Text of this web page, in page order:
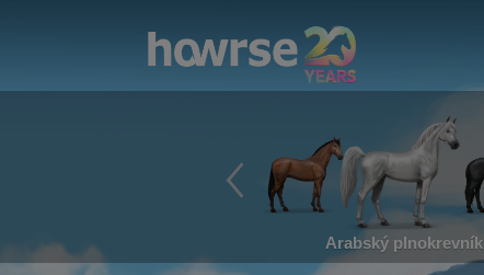
Arabský plnokrevník